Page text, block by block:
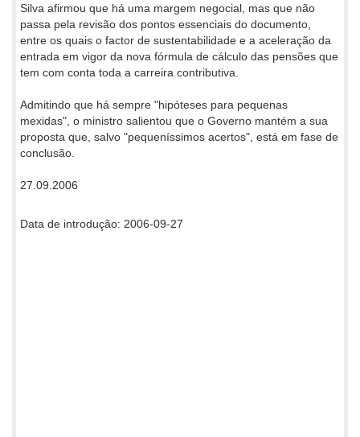
Silva afirmou que há uma margem negocial, mas que não
passa pela revisão dos pontos essenciais do documento,
entre os quais o factor de sustentabilidade e a aceleração da
entrada em vigor da nova fórmula de cálculo das pensões que
tem com conta toda a carreira contributiva.
Admitindo que há sempre "hipóteses para pequenas
mexidas", o ministro salientou que o Governo mantém a sua
proposta que, salvo "pequeníssimos acertos", está em fase de
conclusão.
27.09.2006
Data de introdução: 2006-09-27